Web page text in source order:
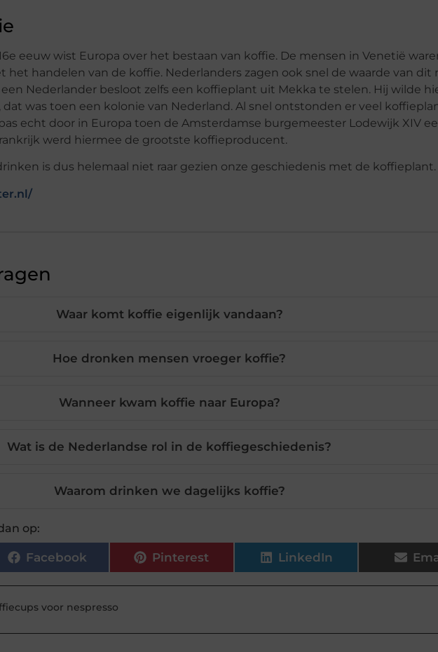
eeuw wist Europa over het bestaan van koffie. De mensen in Venetië
het handelen van de koffie. Nederlanders zagen ook snel de waarde van dit
Nederlander besloot zelfs een koffieplant uit Mekka te stelen. Hij wilde
was toen een kolonie van Nederland. Al snel ontstonden er veel
echt door in Europa toen de Amsterdamse burgemeester Lodewijk XIV
werd hiermee de grootste koffieproducent.
is dus helemaal niet raar gezien onze geschiedenis met de koffieplant.
Waar komt koffie eigenlijk vandaan?
Hoe dronken mensen vroeger koffie?
Wanneer kwam koffie naar Europa?
Wat is de Nederlandse rol in de koffiegeschiedenis?
Waarom drinken we dagelijks koffie?
op:
Facebook Pinterest LinkedIn
voor nespresso